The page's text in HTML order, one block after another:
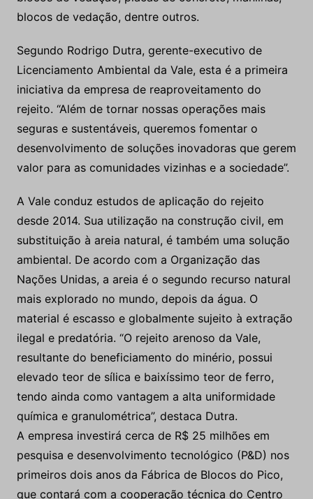
produtos pré-moldados de larga aplicação na
indústria da construção civil, como pisos
intertravados, blocos de concreto estruturais,
blocos de vedação, placas de concreto, manilhas,
blocos de vedação, dentre outros.
Segundo Rodrigo Dutra, gerente-executivo de
Licenciamento Ambiental da Vale, esta é a primeira
iniciativa da empresa de reaproveitamento do
rejeito. “Além de tornar nossas operações mais
seguras e sustentáveis, queremos fomentar o
desenvolvimento de soluções inovadoras que gerem
valor para as comunidades vizinhas e a sociedade”.
A Vale conduz estudos de aplicação do rejeito
desde 2014. Sua utilização na construção civil, em
substituição à areia natural, é também uma solução
ambiental. De acordo com a Organização das
Nações Unidas, a areia é o segundo recurso natural
mais explorado no mundo, depois da água. O
material é escasso e globalmente sujeito à extração
ilegal e predatória. “O rejeito arenoso da Vale,
resultante do beneficiamento do minério, possui
elevado teor de sílica e baixíssimo teor de ferro,
tendo ainda como vantagem a alta uniformidade
química e granulométrica”, destaca Dutra.